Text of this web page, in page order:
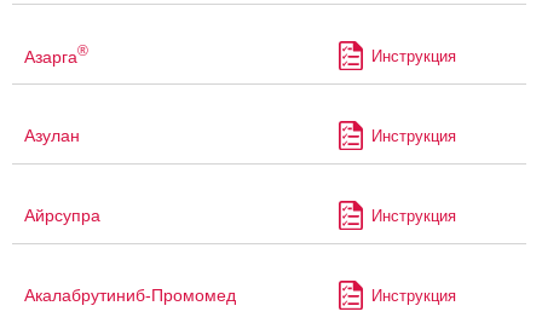
Азарга® Инструкция
Азулан Инструкция
Айрсупра Инструкция
Акалабрутиниб-Промомед Инструкция